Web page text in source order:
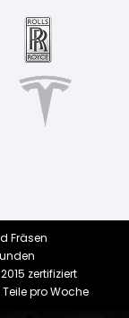
Fräsen
zertifiziert
Teile pro Woche